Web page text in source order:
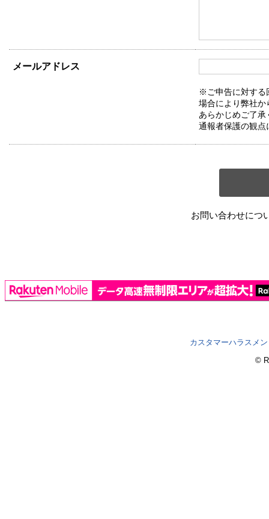
メールアドレス
※ご申告に対する
場合により弊社か
あらかじめご了承
通報者保護の観点
お問い合わせにつ
カスタマーハラスメ
©